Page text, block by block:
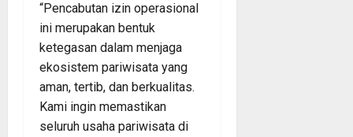
“Pencabutan izin operasional
ini merupakan bentuk
ketegasan dalam menjaga
ekosistem pariwisata yang
aman, tertib, dan berkualitas.
Kami ingin memastikan
seluruh usaha pariwisata di